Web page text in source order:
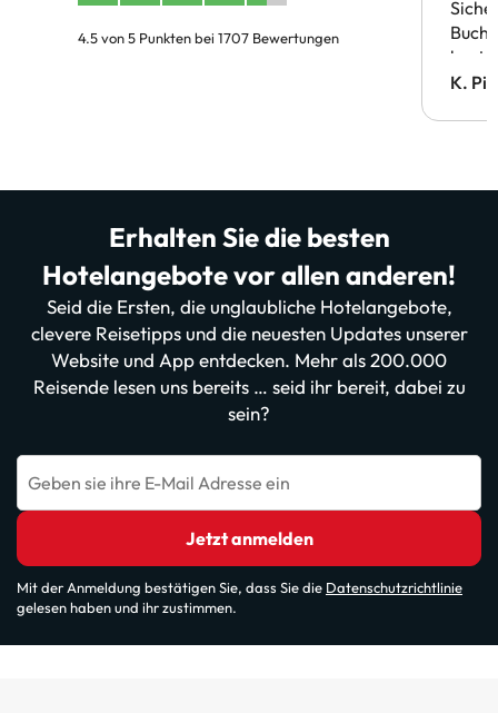
4.5 von 5 Punkten bei 1707 Bewertungen
K.
Erhalten Sie die besten
Hotelangebote vor allen anderen!
Seid die Ersten, die unglaubliche Hotelangebote,
clevere Reisetipps und die neuesten Updates unserer
Website und App entdecken. Mehr als 200.000
Reisende lesen uns bereits … seid ihr bereit, dabei zu
sein?
Geben sie ihre E-Mail Adresse ein
Jetzt anmelden
Mit der Anmeldung bestätigen Sie, dass Sie die Datenschutzrichtlinie
gelesen haben und ihr zustimmen.